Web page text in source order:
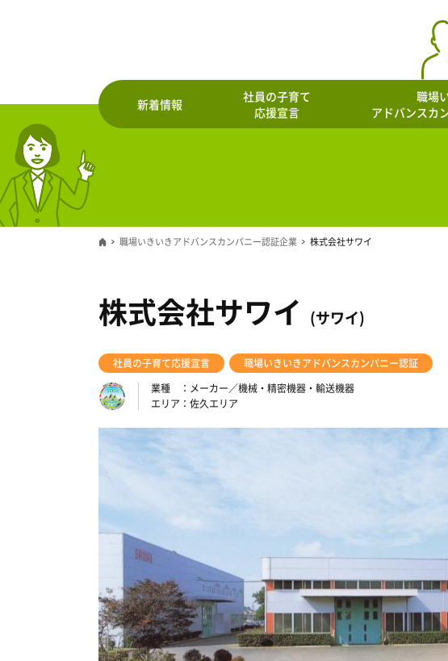
新着情報
社員の子育て
応援宣言
職場
アドバンスカ
職場いきいきアドバンスカンパニー認証企業 株式会社サワイ
株式会社サワイ (サワイ)
社員の子育て応援宣言
職場いきいきアドバンスカンパニー認証
業種
メーカー／機械・精密機器・輸送機器
エリア
佐久エリア